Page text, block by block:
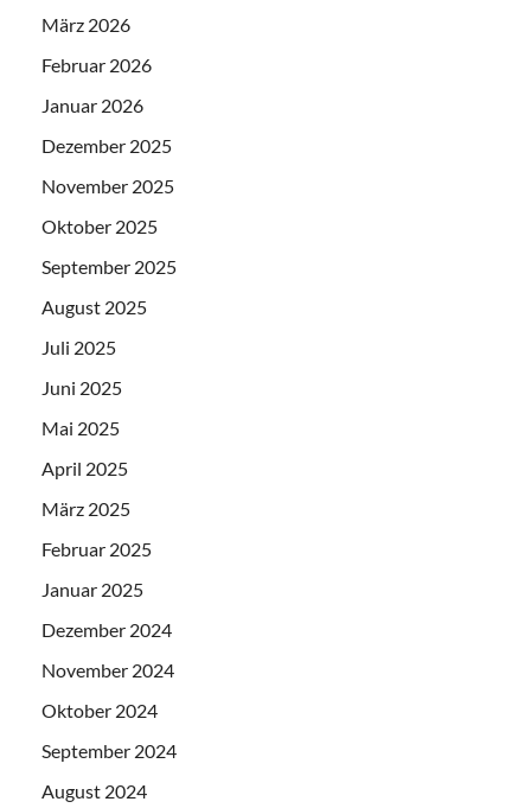
März 2026
Februar 2026
Januar 2026
Dezember 2025
November 2025
Oktober 2025
September 2025
August 2025
Juli 2025
Juni 2025
Mai 2025
April 2025
März 2025
Februar 2025
Januar 2025
Dezember 2024
November 2024
Oktober 2024
September 2024
August 2024